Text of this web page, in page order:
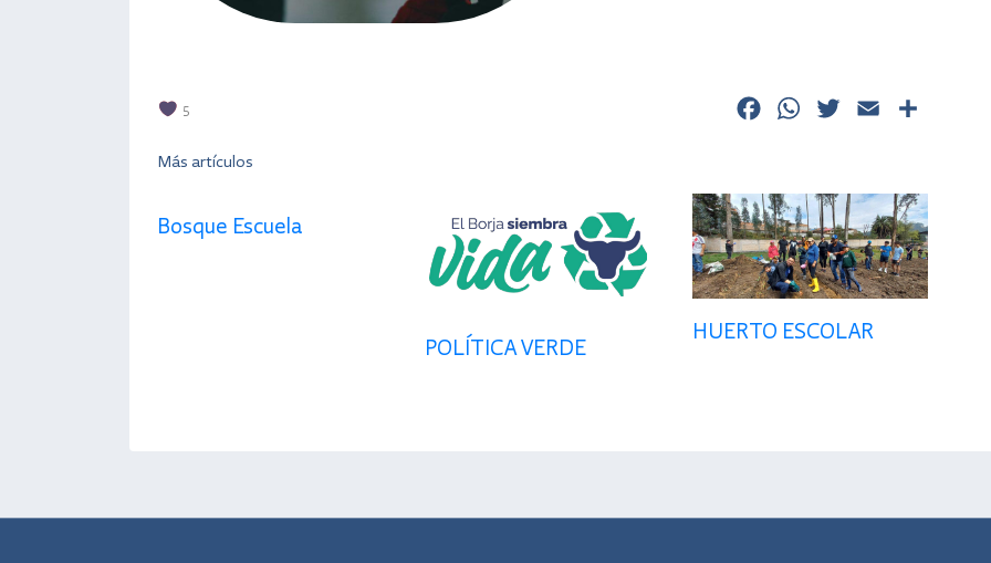
5 Facebook
WhatsApp
Twitter
Email
Más artículos
Bosque Escuela
POLÍTICA VERDE
HUERTO ESCOLAR